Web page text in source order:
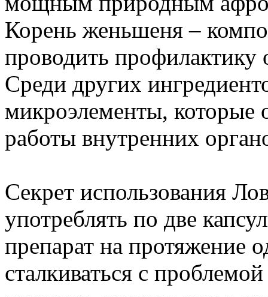
Корень женьшеня –
проводить профилактику
Среди других
микроэлементы, которые
работы внутренних
Секрет использования
употреблять по две
препарат на протяжение
сталкиваться с